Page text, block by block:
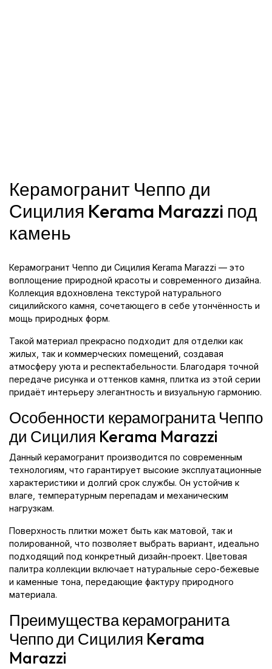
Керамогранит Чеппо ди
Сицилия Kerama Marazzi под
камень
Керамогранит Чеппо ди Сицилия Kerama Marazzi — это
воплощение природной красоты и современного дизайна.
Коллекция вдохновлена текстурой натурального
сицилийского камня, сочетающего в себе утончённость и
мощь природных форм.
Такой материал прекрасно подходит для отделки как
жилых, так и коммерческих помещений, создавая
атмосферу уюта и респектабельности. Благодаря точной
передаче рисунка и оттенков камня, плитка из этой серии
придаёт интерьеру элегантность и визуальную гармонию.
Особенности керамогранита Чеппо
ди Сицилия Kerama Marazzi
Данный керамогранит производится по современным
технологиям, что гарантирует высокие эксплуатационные
характеристики и долгий срок службы. Он устойчив к
влаге, температурным перепадам и механическим
нагрузкам.
Поверхность плитки может быть как матовой, так и
полированной, что позволяет выбрать вариант, идеально
подходящий под конкретный дизайн-проект. Цветовая
палитра коллекции включает натуральные серо-бежевые
и каменные тона, передающие фактуру природного
материала.
Преимущества керамогранита
Чеппо ди Сицилия Kerama
Marazzi